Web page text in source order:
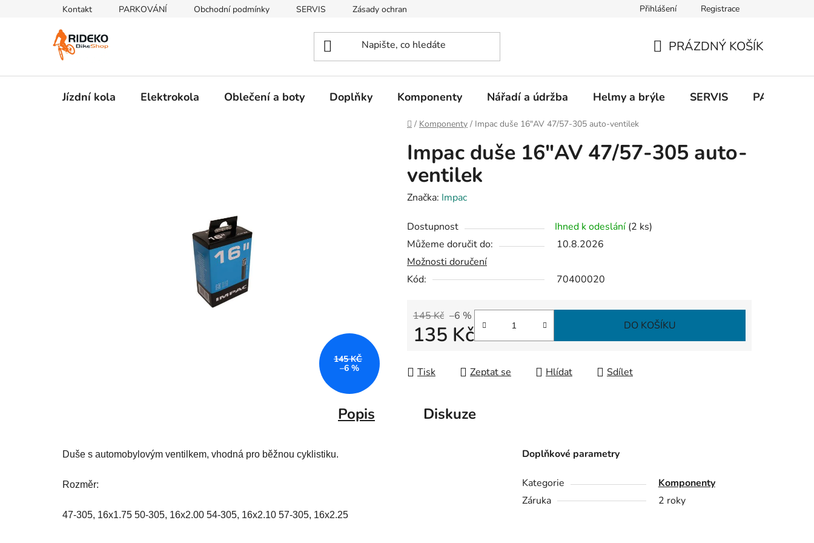
Kontakt PARKOVÁNÍ Obchodní podmínky SERVIS Zásady ochrany osobních údajů Přihlášení Registrace
KOŠÍK
PRÁZDNÝ KOŠÍK
Jízdní kola Elektrokola Oblečení a boty Doplňky Komponenty Nářadí a údržba Helmy a brýle SERVIS
Domů
/ Komponenty / Impac duše 16"AV 47/57-305 auto-ventilek
Impac duše 16"AV 47/57-305 auto-
ventilek
Značka: Impac
Dostupnost Ihned k odeslání (2 ks)
Můžeme doručit do:
10.8.2026
Možnosti doručení
Kód:
70400020
145 Kč –6 %
135 Kč DO KOŠÍKU
Tisk Zeptat se Hlídat Sdílet
145 KČ
–6 %
Popis Diskuze
Duše s automobylovým ventilkem, vhodná pro běžnou cyklistiku.
Rozměr:
47-305, 16x1.75 50-305, 16x2.00 54-305, 16x2.10 57-305, 16x2.25
Doplňkové parametry
Kategorie
Komponenty
Záruka
2 roky